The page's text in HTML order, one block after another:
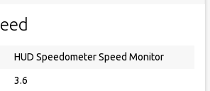
HUD Speedometer Speed Monitor
3.6